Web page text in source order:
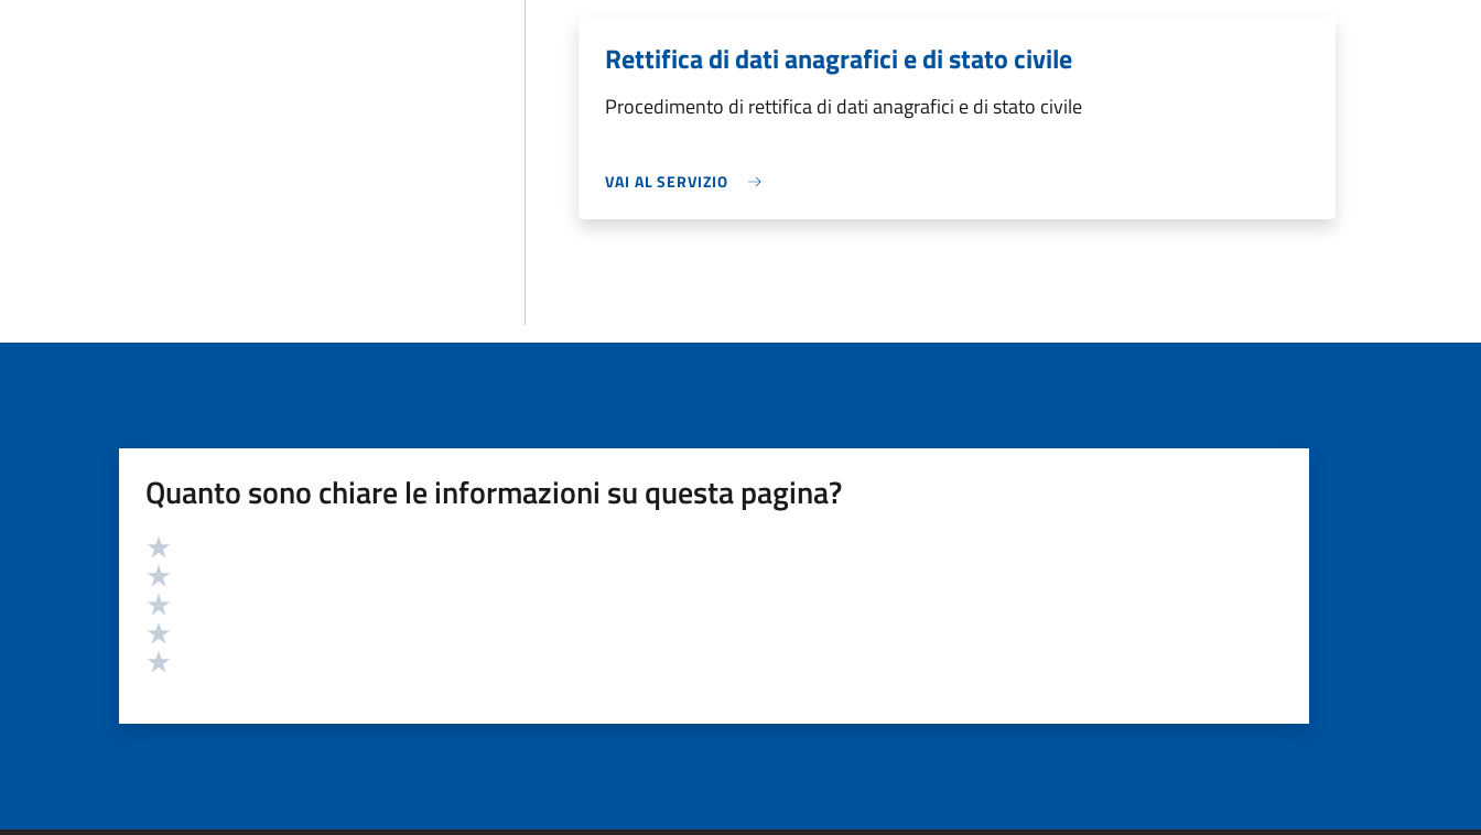
Rettifica di dati anagrafici e di stato civile
Procedimento di rettifica di dati anagrafici e di stato civile
VAI AL SERVIZIO
Quanto sono chiare le informazioni su questa pagina?
Valutazione